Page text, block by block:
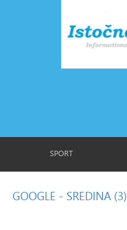
SPORT
GOOGLE - SREDINA (3)